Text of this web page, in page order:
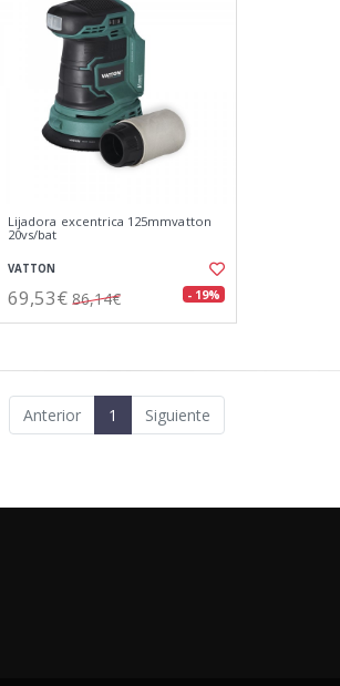
Lijadora excentrica 125mmvatton
20vs/bat
VATTON
69,53€ 86,14€ - 19%
Anterior 1 Siguiente